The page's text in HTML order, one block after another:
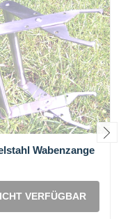
Wabenzange
VERFÜGBAR